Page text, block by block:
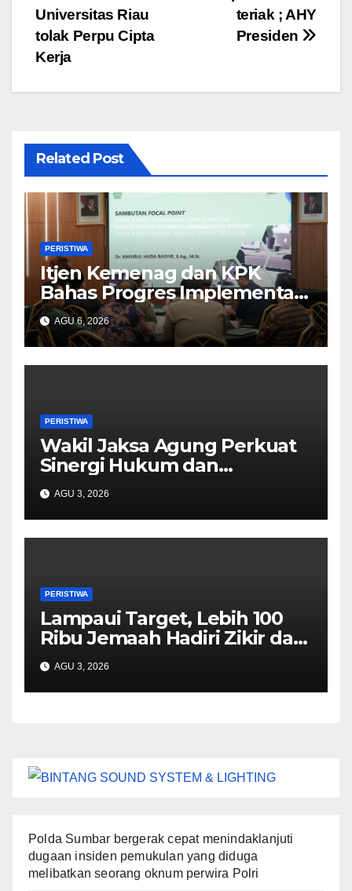
o
o
k
pos
teriak ; AHY
Presiden
Universitas Riau
tolak Perpu Cipta
Kerja
Related Post
PERISTIWA
Itjen Kemenag dan KPK
Bahas Progres Implementasi
Tiga Aksi Stranas
Pencegahan Korupsi
AGU 6, 2026
PERISTIWA
Wakil Jaksa Agung Perkuat
Sinergi Hukum dan
Pengawalan Sektor Migas
AGU 3, 2026
PERISTIWA
Lampaui Target, Lebih 100
Ribu Jemaah Hadiri Zikir dan
Doa Kebangsaan
AGU 3, 2026
Polda Sumbar bergerak cepat menindaklanjuti
dugaan insiden pemukulan yang diduga
melibatkan seorang oknum perwira Polri